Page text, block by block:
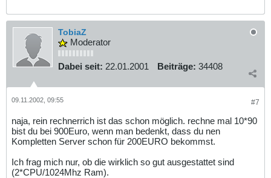
TobiaZ
Moderator
Dabei seit: 22.01.2001 Beiträge: 34408
#7
09.11.2002, 09:55
naja, rein rechnerrich ist das schon möglich. rechne mal 10*90
bist du bei 900Euro, wenn man bedenkt, dass du nen
Kompletten Server schon für 200EURO bekommst.
Ich frag mich nur, ob die wirklich so gut ausgestattet sind
(2*CPU/1024Mhz Ram).